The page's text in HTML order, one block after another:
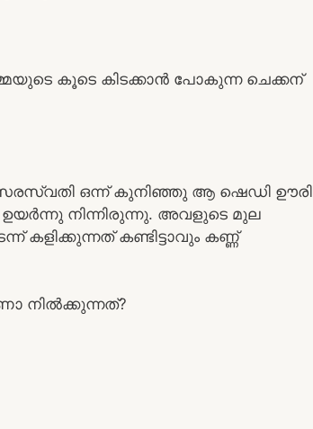
കൂടെ കിടക്കാൻ പോകുന്ന ചെക്കന്
സരസ്വതി ഒന്ന് കുനിഞ്ഞു ആ ഷെഡി ഊരി
നിന്നിരുന്നു. അവളുടെ മുല
കണ്ടിട്ടാവും കണ്ണ്
നിൽക്കുന്നത്?